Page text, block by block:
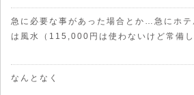
急に必要な事があった場合とか…急にホ
は風水（115,000円は使わないけど常備し
なんとなく